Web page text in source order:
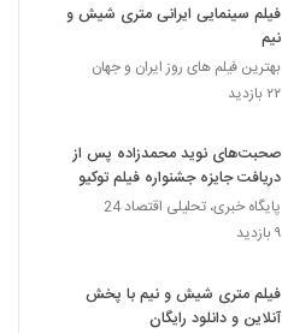
فیلم سینمایی ایرانی متری شیش و
نیم
بهترین فیلم های روز ایران و جهان
۲۲ بازدید
صحبت‌های نوید محمدزاده پس از
دریافت جایزه جشنواره فیلم توکیو
پایگاه خبری، تحلیلی اقتصاد 24
۹ بازدید
فیلم متری شیش و نیم با پخش
آنلاین و دانلود رایگان